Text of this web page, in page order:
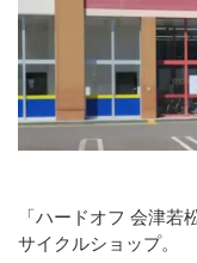
「ハードオフ 会津若
サイクルショップ。